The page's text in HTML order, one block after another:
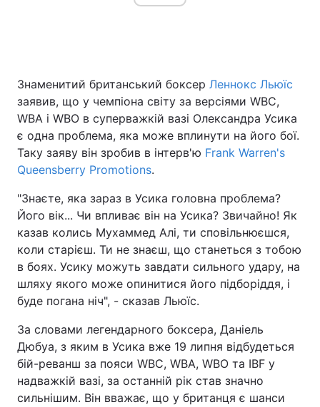
Головна Війна
Україна Політика
Економіка Світ
Техно і зв'язок Лайт
Зброя Інциденти
Туризм
Цікавинки Погода
Екологія Регіони
Лонгріди
Знаменитий британський боксер Леннокс Льюїс
заявив, що у чемпіона світу за версіями WBC,
WBA і WBO в суперважкій вазі Олександра Усика
є одна проблема, яка може вплинути на його бої.
Таку заяву він зробив в інтерв'ю Frank Warren's
Queensberry Promotions.
"Знаєте, яка зараз в Усика головна проблема?
Його вік... Чи впливає він на Усика? Звичайно! Як
казав колись Мухаммед Алі, ти сповільнюєшся,
коли старієш. Ти не знаєш, що станеться з тобою
в боях. Усику можуть завдати сильного удару, на
шляху якого може опинитися його підборіддя, і
буде погана ніч", - сказав Льюїс.
За словами легендарного боксера, Даніель
Дюбуа, з яким в Усика вже 19 липня відбудеться
бій-реванш за пояси WBC, WBA, WBO та IBF у
надважкій вазі, за останній рік став значно
сильнішим. Він вважає, що у британця є шанси